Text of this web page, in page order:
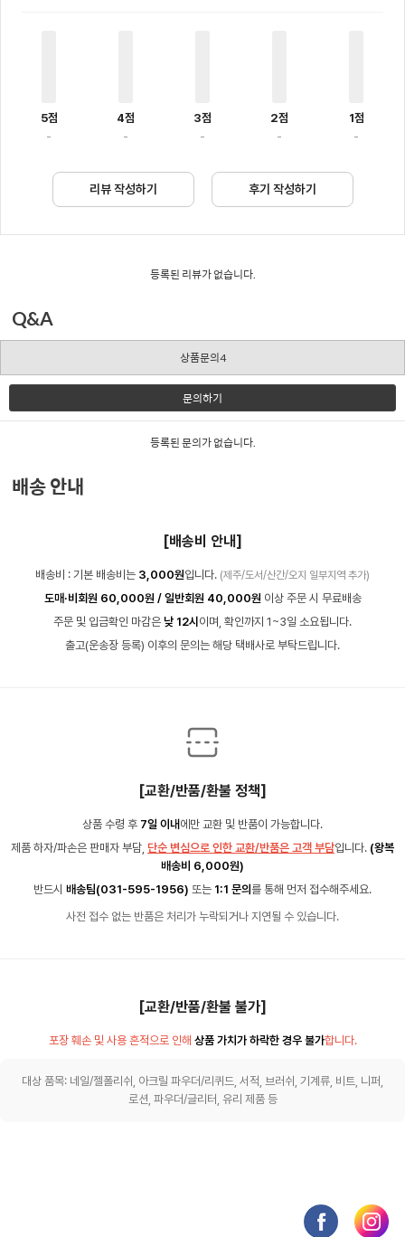
5점
-
4점
-
3점
-
2점
-
1점
-
리뷰 작성하기 후기 작성하기
등록된 리뷰가 없습니다.
Q&A
상품문의4
문의하기
등록된 문의가 없습니다.
배송 안내
[배송비 안내]
배송비 : 기본 배송비는 3,000원입니다. (제주/도서/산간/오지 일부지역 추가)
도매·비회원 60,000원 / 일반회원 40,000원 이상 주문 시 무료배송
주문 및 입금확인 마감은 낮 12시이며, 확인까지 1~3일 소요됩니다.
출고(운송장 등록) 이후의 문의는 해당 택배사로 부탁드립니다.
[교환/반품/환불 정책]
상품 수령 후 7일 이내에만 교환 및 반품이 가능합니다.
제품 하자/파손은 판매자 부담, 단순 변심으로 인한 교환/반품은 고객 부담입니다. (왕복
배송비 6,000원)
반드시 배송팀(031-595-1956) 또는 1:1 문의를 통해 먼저 접수해주세요.
사전 접수 없는 반품은 처리가 누락되거나 지연될 수 있습니다.
[교환/반품/환불 불가]
포장 훼손 및 사용 흔적으로 인해 상품 가치가 하락한 경우 불가합니다.
대상 품목: 네일/젤폴리쉬, 아크릴 파우더/리퀴드, 서적, 브러쉬, 기계류, 비트, 니퍼,
로션, 파우더/글리터, 유리 제품 등